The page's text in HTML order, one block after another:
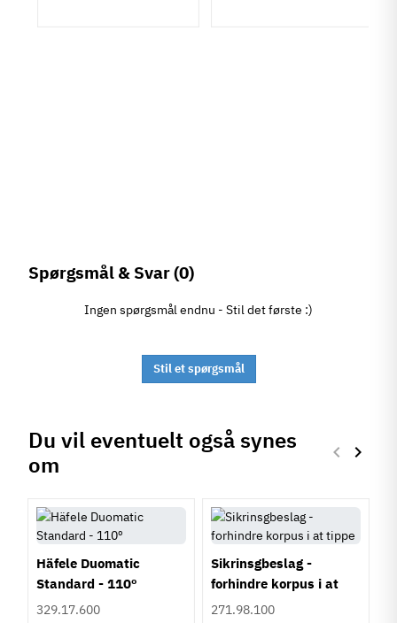
Spørgsmål & Svar(0)
Ingen spørgsmål endnu - Stil det første :)
Stil et spørgsmål
Du vil eventuelt også synes
om
Forrige
keyboard_arrow_left Næste
keyboard_arrow_right
Häfele Duomatic
Standard - 110º
329.17.600
Sikrinsgbeslag -
forhindre korpus i at
tippe
271.98.100